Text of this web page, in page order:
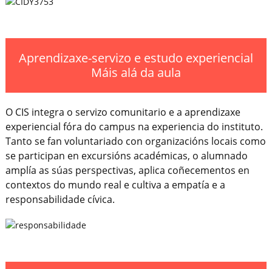
Aprendizaxe-servizo e estudo experiencial
Máis alá da aula
O CIS integra o servizo comunitario e a aprendizaxe
experiencial fóra do campus na experiencia do instituto.
Tanto se fan voluntariado con organizacións locais como
se participan en excursións académicas, o alumnado
amplía as súas perspectivas, aplica coñecementos en
contextos do mundo real e cultiva a empatía e a
responsabilidade cívica.